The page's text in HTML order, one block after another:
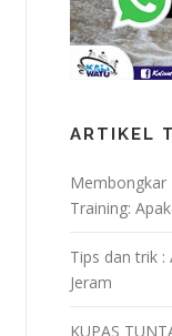
ARTIKEL
Training:
Tips dan trik
Jeram
KUPAS